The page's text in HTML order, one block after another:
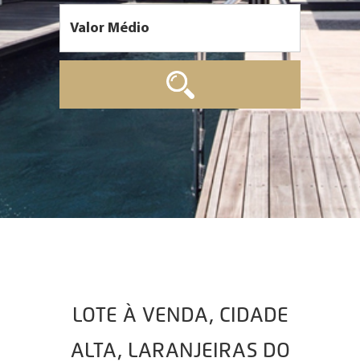
LOTE À VENDA, CIDADE
ALTA, LARANJEIRAS DO